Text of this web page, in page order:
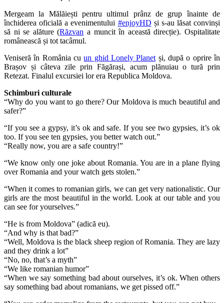
Mergeam la Mălăiești pentru ultimul prânz de grup înainte de
închiderea oficială a evenimentului #enjoyHD și s-au lăsat convinși
să ni se alăture (Răzvan a muncit în această direcție). Ospitalitate
românească și tot tacâmul.
Veniseră în România cuun ghid Lonely Planet și, după o oprire în
Brașov și câteva zile prin Făgărași, acum plănuiau o tură prin
Retezat. Finalul excursiei lor era Republica Moldova.
Schimburi culturale
“Why do you want to go there? Our Moldova is much beautiful and
safer?”
“If you see a gypsy, it’s ok and safe. If you see two gypsies, it’s ok
too. If you see ten gypsies, you better watch out.”
“Really now, you are a safe country!”
“We know only one joke about Romania. You are in a plane flying
over Romania and your watch gets stolen.”
“When it comes to romanian girls, we can get very nationalistic. Our
girls are the most beautiful in the world. Look at our table and you
can see for yourselves.”
“He is from Moldova” (adică eu).
“And why is that bad?”
“Well, Moldova is the black sheep region of Romania. They are lazy
and they drink a lot”
“No, no, that’s a myth”
“We like romanian humor”
“When we say something bad about ourselves, it’s ok. When others
say something bad about romanians, we get pissed off.”